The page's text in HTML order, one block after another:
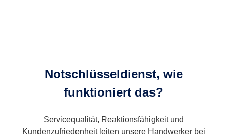
Notschlüsseldienst, wie
funktioniert das?
Servicequalität, Reaktionsfähigkeit und
Kundenzufriedenheit leiten unsere Handwerker bei